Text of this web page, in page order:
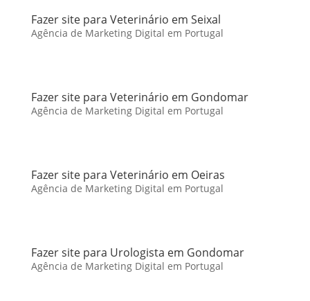
Fazer site para Veterinário em Seixal
Agência de Marketing Digital em Portugal
Fazer site para Veterinário em Gondomar
Agência de Marketing Digital em Portugal
Fazer site para Veterinário em Oeiras
Agência de Marketing Digital em Portugal
Fazer site para Urologista em Gondomar
Agência de Marketing Digital em Portugal